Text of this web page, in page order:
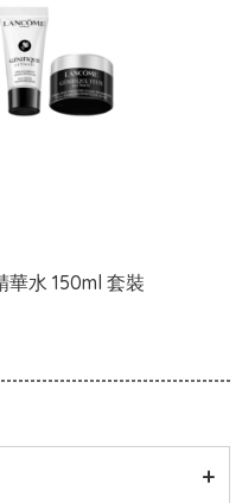
華水 150ml 套裝